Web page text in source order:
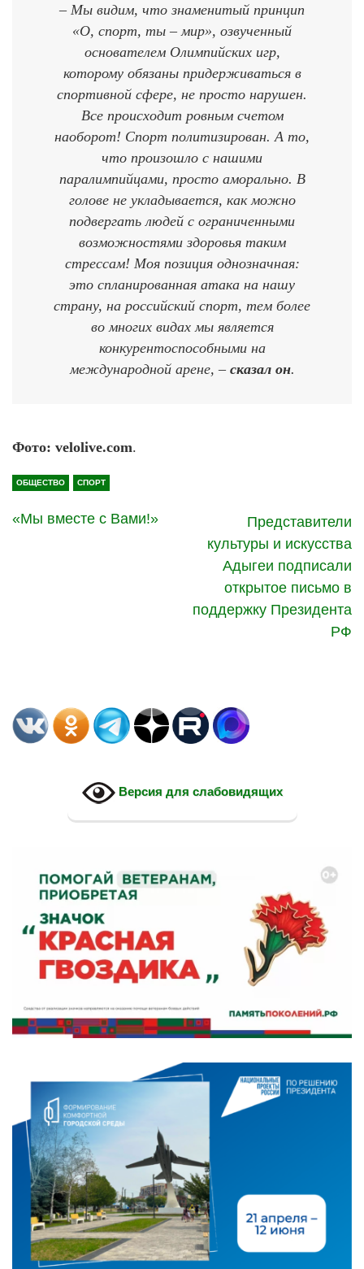
– Мы видим, что знаменитый принцип
«О, спорт, ты – мир», озвученный
основателем Олимпийских игр,
которому обязаны придерживаться в
спортивной сфере, не просто нарушен.
Все происходит ровным счетом
наоборот! Спорт политизирован. А то,
что произошло с нашими
паралимпийцами, просто аморально. В
голове не укладывается, как можно
подвергать людей с ограниченными
возможностями здоровья таким
стрессам! Моя позиция однозначная:
это спланированная атака на нашу
страну, на российский спорт, тем более
во многих видах мы является
конкурентоспособными на
международной арене, – сказал он.
Фото: velolive.com.
ОБЩЕСТВО СПОРТ
«Мы вместе с Вами!»
Представители
культуры и искусства
Адыгеи подписали
открытое письмо в
поддержку Президента
РФ
Версия для слабовидящих